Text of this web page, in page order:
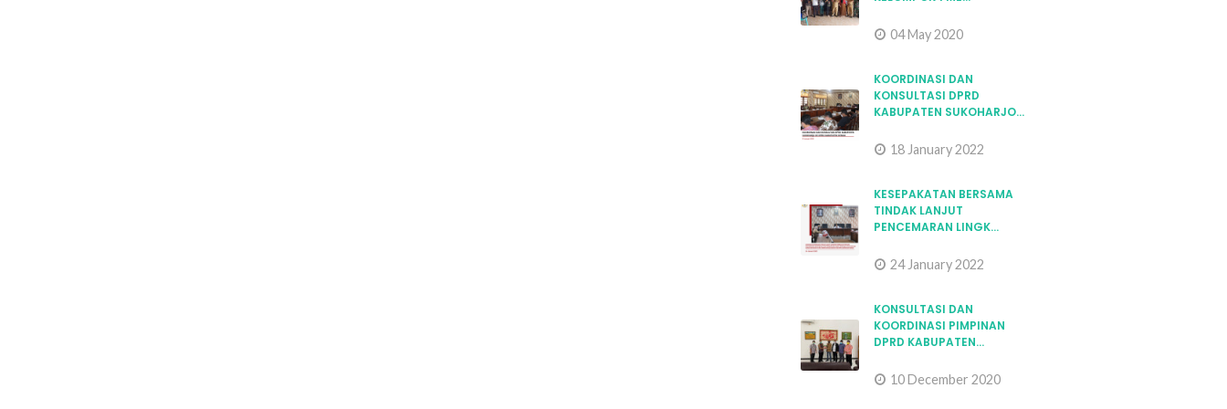
04 May 2020
KOORDINASI DAN
KONSULTASI DPRD
KABUPATEN SUKOHARJO...
18 January 2022
KESEPAKATAN BERSAMA
TINDAK LANJUT
PENCEMARAN LINGK...
24 January 2022
KONSULTASI DAN
KOORDINASI PIMPINAN
DPRD KABUPATEN...
10 December 2020